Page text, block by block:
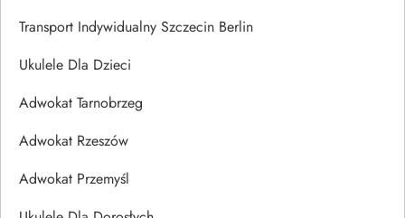
Transport Indywidualny Szczecin Berlin
Ukulele Dla Dzieci
Adwokat Tarnobrzeg
Adwokat Rzeszów
Adwokat Przemyśl